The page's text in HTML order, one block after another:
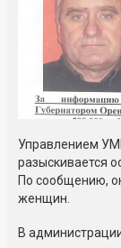
Управлением
разыскивается
По сообщению,
женщин.
В